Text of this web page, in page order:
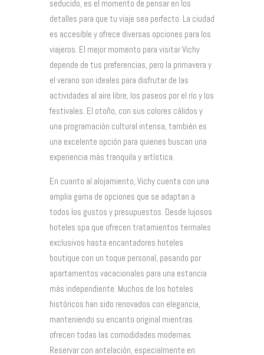
seducido, es el momento de pensar en los
detalles para que tu viaje sea perfecto. La ciudad
es accesible y ofrece diversas opciones para los
viajeros. El mejor momento para visitar Vichy
depende de tus preferencias, pero la primavera y
el verano son ideales para disfrutar de las
actividades al aire libre, los paseos por el río y los
festivales. El otoño, con sus colores cálidos y
una programación cultural intensa, también es
una excelente opción para quienes buscan una
experiencia más tranquila y artística.
En cuanto al alojamiento, Vichy cuenta con una
amplia gama de opciones que se adaptan a
todos los gustos y presupuestos. Desde lujosos
hoteles spa que ofrecen tratamientos termales
exclusivos hasta encantadores hoteles
boutique con un toque personal, pasando por
apartamentos vacacionales para una estancia
más independiente. Muchos de los hoteles
históricos han sido renovados con elegancia,
manteniendo su encanto original mientras
ofrecen todas las comodidades modernas.
Reservar con antelación, especialmente en